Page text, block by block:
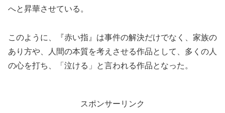
へと昇華させている。
このように、『赤い指』は事件の解決だけでなく、家族の
あり方や、人間の本質を考えさせる作品として、多くの人
の心を打ち、「泣ける」と言われる作品となった。
スポンサーリンク